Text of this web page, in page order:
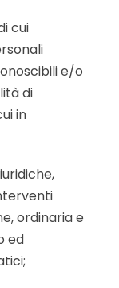
cui
e/o
di
in
ordinaria e
ed